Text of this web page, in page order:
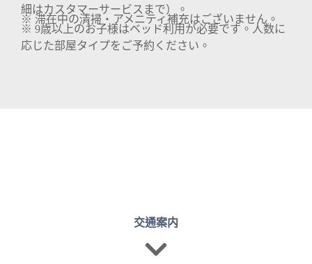
細はカスタマーサービスまで）。
※ 滞在中の清掃・アメニティ補充はございません。
※ 9歳以上のお子様はベッド利用が必要です。人数に
応じた部屋タイプをご予約ください。
交通案内